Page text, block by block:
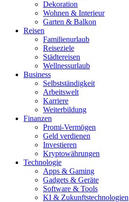
Dekoration
Wohnen & Interieur
Garten & Balkon
Reisen
Familienurlaub
Reiseziele
Städtereisen
Wellnessurlaub
Business
Selbstständigkeit
Arbeitswelt
Karriere
Weiterbildung
Finanzen
Promi-Vermögen
Geld verdienen
Investieren
Kryptowährungen
Technologie
Apps & Gaming
Gadgets & Geräte
Software & Tools
KI & Zukunftstechnologien